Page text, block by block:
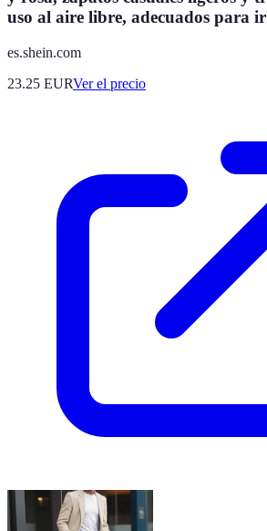
uso al aire libre, adecuados para
es.shein.com
23.25 EURVer el precio